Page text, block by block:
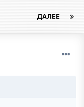
ДАЛЕЕ